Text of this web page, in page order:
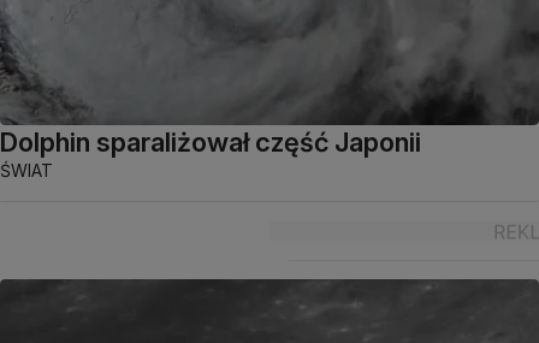
Dolphin sparaliżował część Japonii
ŚWIAT